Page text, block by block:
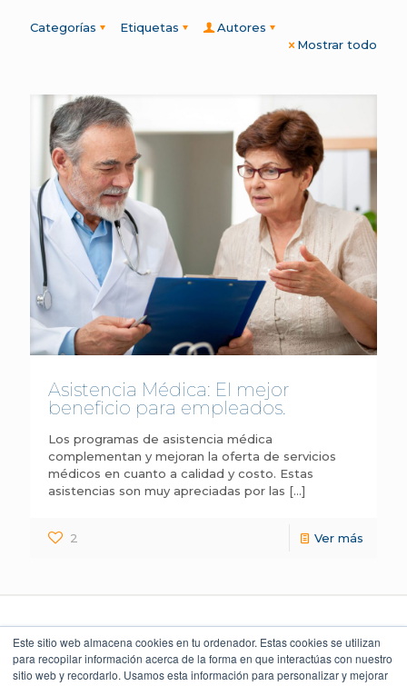
Este sitio web almacena cookies en tu ordenador. Estas cookies se utilizan
para recopilar información acerca de la forma en que interactúas con nuestro
sitio web y recordarlo. Usamos esta información para personalizar y mejorar
Categorías Etiquetas
Autores
Mostrar todo
Asistencia Médica: El mejor
beneficio para empleados.
Los programas de asistencia médica
complementan y mejoran la oferta de servicios
médicos en cuanto a calidad y costo. Estas
asistencias son muy apreciadas por las […]
2 Ver más
LEGAL Y POLÍTICAS
NUESTROS CLIENTES
Torre Índigo